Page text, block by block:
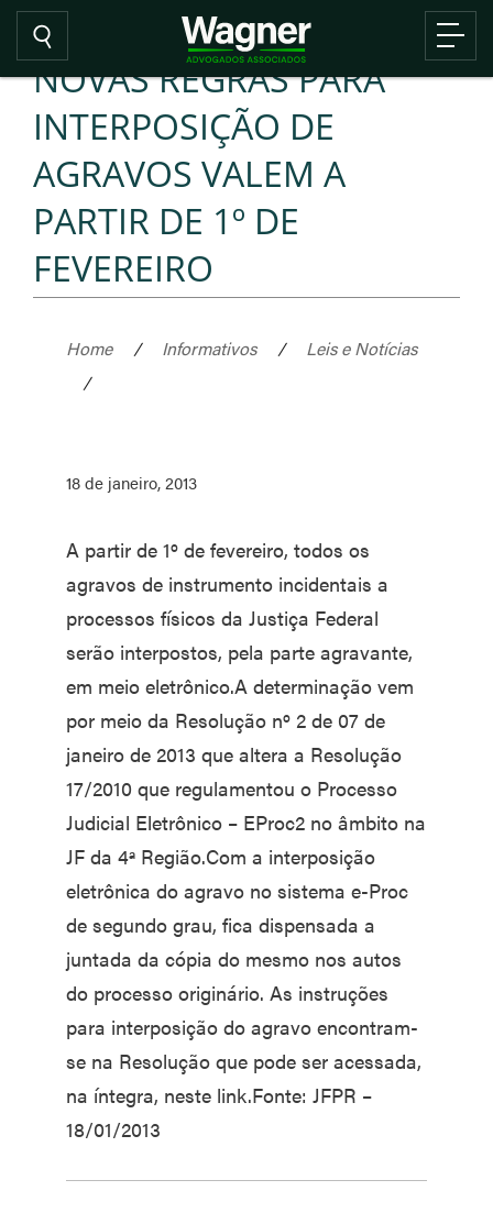
NOVAS REGRAS PARA
INTERPOSIÇÃO DE
AGRAVOS VALEM A
PARTIR DE 1º DE
FEVEREIRO
Home / Informativos /
Leis e Notícias
/
18 de janeiro, 2013
A partir de 1º de fevereiro, todos os
agravos de instrumento incidentais a
processos físicos da Justiça Federal
serão interpostos, pela parte agravante,
em meio eletrônico.A determinação vem
por meio da Resolução nº 2 de 07 de
janeiro de 2013 que altera a Resolução
17/2010 que regulamentou o Processo
Judicial Eletrônico – EProc2 no âmbito na
JF da 4ª Região.Com a interposição
eletrônica do agravo no sistema e-Proc
de segundo grau, fica dispensada a
juntada da cópia do mesmo nos autos
do processo originário. As instruções
para interposição do agravo encontram-
se na Resolução que pode ser acessada,
na íntegra, neste link.Fonte: JFPR –
18/01/2013